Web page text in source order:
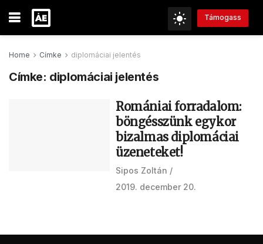
Támogass
Home Címke diplomáciai jelentés
Címke: diplomáciai jelentés
Romániai forradalom:
böngésszünk egykor
bizalmas diplomáciai
üzeneteket!
Sipos Zoltán
2019. december 20.